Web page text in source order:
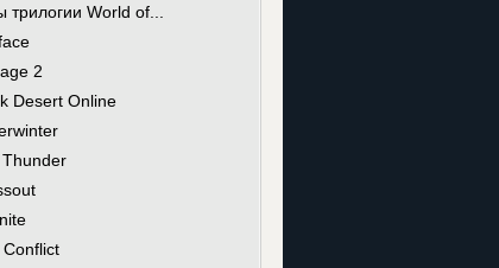
трилогии World of...
2
Desert Online
Thunder